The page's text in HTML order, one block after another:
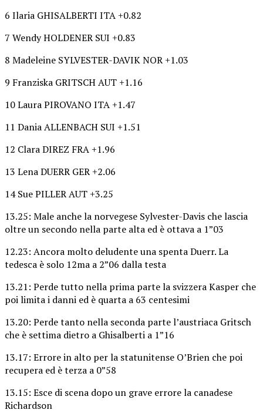
6 Ilaria GHISALBERTI ITA +0.82
7 Wendy HOLDENER SUI +0.83
8 Madeleine SYLVESTER-DAVIK NOR +1.03
9 Franziska GRITSCH AUT +1.16
10 Laura PIROVANO ITA +1.47
11 Dania ALLENBACH SUI +1.51
12 Clara DIREZ FRA +1.96
13 Lena DUERR GER +2.06
14 Sue PILLER AUT +3.25
13.25: Male anche la norvegese Sylvester-Davis che lascia
oltre un secondo nella parte alta ed è ottava a 1”03
12.23: Ancora molto deludente una spenta Duerr. La
tedesca è solo 12ma a 2”06 dalla testa
13.21: Perde tutto nella prima parte la svizzera Kasper che
poi limita i danni ed è quarta a 63 centesimi
13.20: Perde tanto nella seconda parte l’austriaca Gritsch
che è settima dietro a Ghisalberti a 1”16
13.17: Errore in alto per la statunitense O’Brien che poi
recupera ed è terza a 0”58
13.15: Esce di scena dopo un grave errore la canadese
Richardson